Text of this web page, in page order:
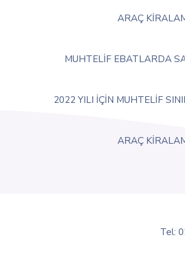
ARAÇ
MUHTELİF EBATLARDA
2022 YILI İÇİN MUHTELİF
ARAÇ
Tel: